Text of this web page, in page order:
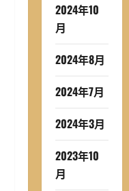
2024年10
月
2024年8月
2024年7月
2024年3月
2023年10
月